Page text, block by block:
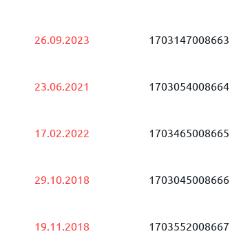
26.09.2023 1703147008663
23.06.2021 1703054008664
17.02.2022 1703465008665
29.10.2018 1703045008666
19.11.2018 1703552008667